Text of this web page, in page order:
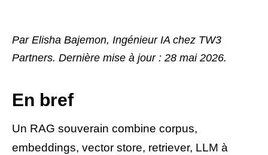
Par Elisha Bajemon, Ingénieur IA chez TW3
Partners. Dernière mise à jour : 28 mai 2026.
En bref
Un RAG souverain combine corpus,
embeddings, vector store, retriever, LLM à